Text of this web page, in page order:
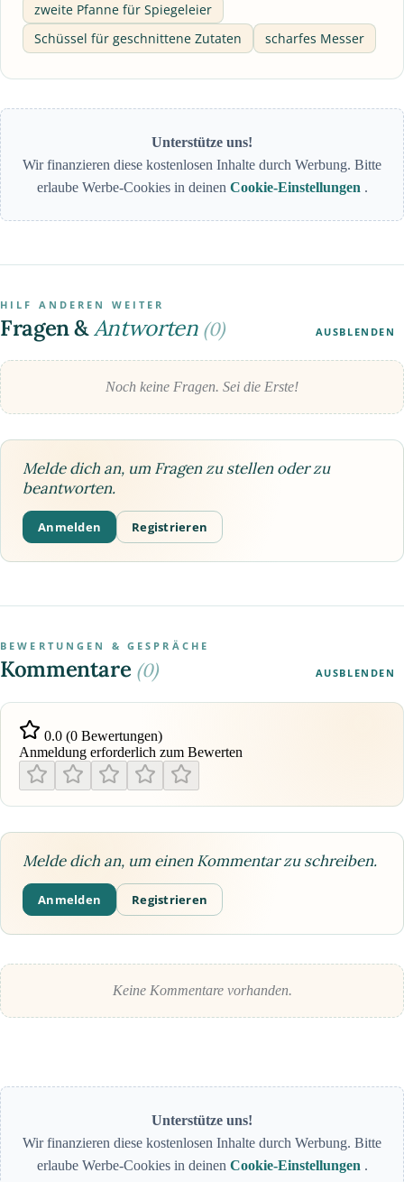
zweite Pfanne für Spiegeleier
Schüssel für geschnittene Zutaten
scharfes Messer
Unterstütze uns!
Wir finanzieren diese kostenlosen Inhalte durch Werbung. Bitte
erlaube Werbe-Cookies in deinen Cookie-Einstellungen .
HILF ANDEREN WEITER
Fragen &Antworten (0) AUSBLENDEN
Noch keine Fragen. Sei die Erste!
Melde dich an, um Fragen zu stellen oder zu
beantworten.
Anmelden Registrieren
BEWERTUNGEN & GESPRÄCHE
Kommentare (0) AUSBLENDEN
0.0 (0 Bewertungen)
Anmeldung erforderlich zum Bewerten
Melde dich an, um einen Kommentar zu schreiben.
Anmelden Registrieren
Keine Kommentare vorhanden.
Unterstütze uns!
Wir finanzieren diese kostenlosen Inhalte durch Werbung. Bitte
erlaube Werbe-Cookies in deinen Cookie-Einstellungen .